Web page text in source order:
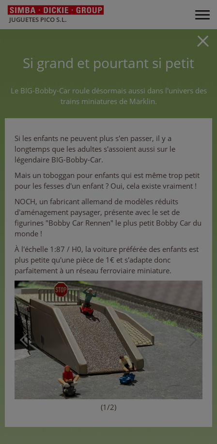
JUGUETES PICO S.L.
Si grand et pourtant si petit
Le BIG-Bobby-Car roule désormais aussi dans l'univers des
trains miniatures de Märklin.
Si les enfants ne peuvent plus s'en passer, il y a
longtemps que les adultes s'assoient aussi sur le
légendaire BIG-Bobby-Car.
Mais un toboggan pour enfants qui est même trop petit
pour les fesses d'un enfant ? Oui, cela existe vraiment !
NOCH, un fabricant allemand de modèles réduits
d'aménagement paysager, présente avec le set de
figurines "Bobby Car Rennen" le plus petit Bobby Car du
monde !
À l'échelle 1:87 / H0, la voiture préférée des enfants est
plus petite qu'une pièce de 1€ et s'adapte donc
parfaitement à un réseau ferroviaire miniature.
(1/2)